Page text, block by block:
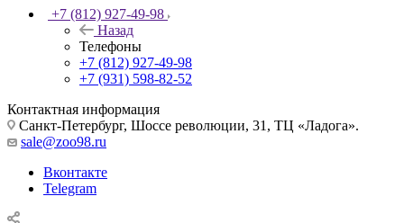
+7 (812) 927-49-98
Назад
Телефоны
+7 (812) 927-49-98
+7 (931) 598-82-52
Контактная информация
Санкт-Петербург, Шоссе революции, 31, ТЦ «Ладога».
sale@zoo98.ru
Вконтакте
Telegram